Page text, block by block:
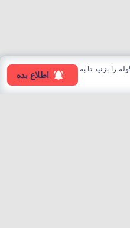
را بزنید تا به
اطلاع بده